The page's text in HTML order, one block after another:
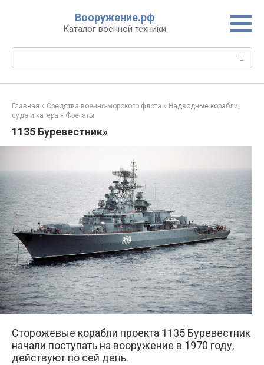
Вооружение.рф
Каталог военной техники
Поиск:
Главная » Средства военно-морского флота » Надводные корабли,
суда и катера » Фрегаты
1135 Буревестник»
Сторожевые корабли проекта 1135 Буревестник
начали поступать на вооружение в 1970 году,
действуют по сей день.